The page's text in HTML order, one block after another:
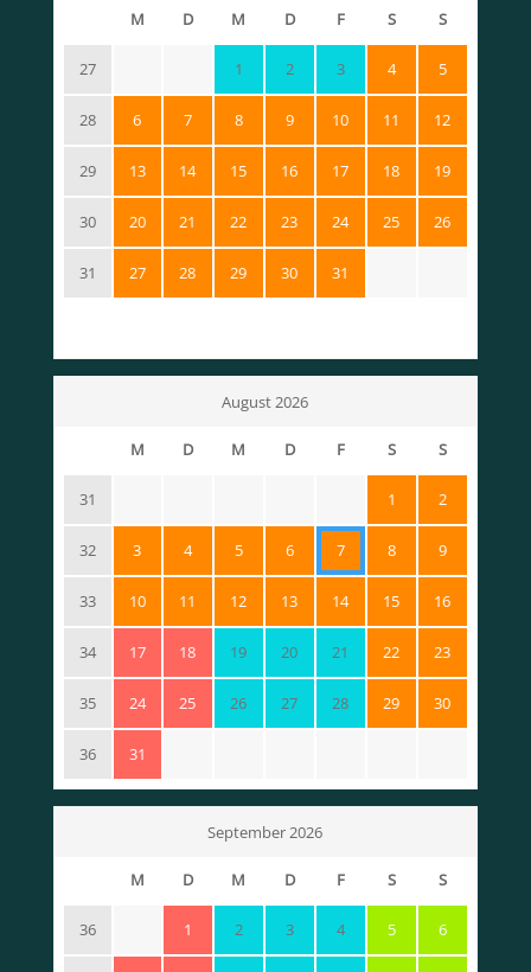
M D M D F S S
27 1 2 3 4 5
28 6 7 8 9 10 11 12
29 13 14 15 16 17 18 19
30 20 21 22 23 24 25 26
31 27 28 29 30 31
August 2026
M D M D F S S
31 1 2
32 3 4 5 6 7 8 9
33 10 11 12 13 14 15 16
34 17 18 19 20 21 22 23
35 24 25 26 27 28 29 30
36 31
September 2026
M D M D F S S
36 1 2 3 4 5 6